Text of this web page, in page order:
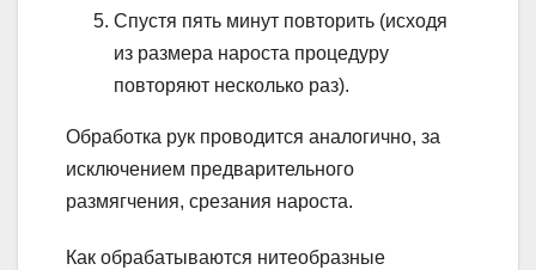
Спустя пять минут повторить (исходя
из размера нароста процедуру
повторяют несколько раз).
Обработка рук проводится аналогично, за
исключением предварительного
размягчения, срезания нароста.
Как обрабатываются нитеобразные